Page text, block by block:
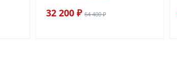
32 200 ₽ 64 400 ₽